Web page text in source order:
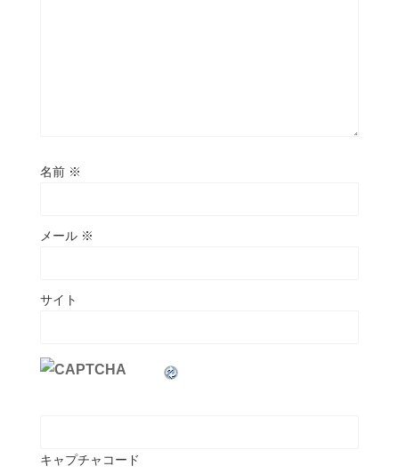
名前 ※
メール ※
サイト
キャプチャコード